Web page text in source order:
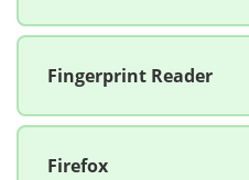
Fingerprint Reader
Firefox